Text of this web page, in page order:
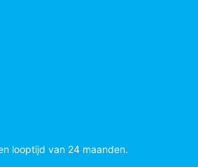
looptijd van 24 maanden.